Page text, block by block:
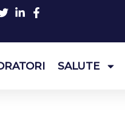
SALUTE